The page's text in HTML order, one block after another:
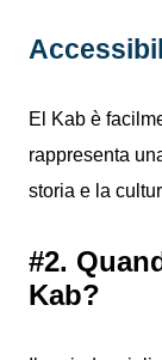
El Kab è
rappresenta
storia e la
#2.
Kab?